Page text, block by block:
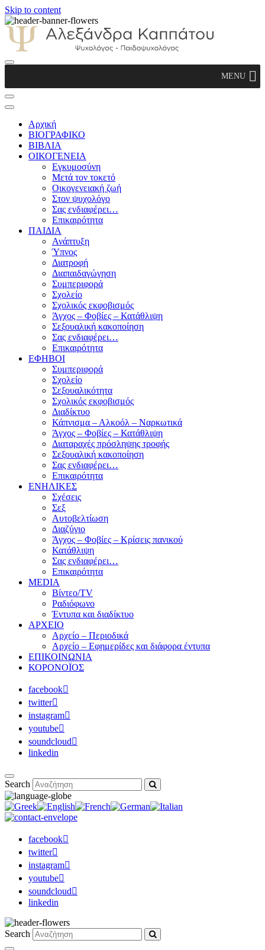
Skip to content
Παιδοψυχολόγος
MENU
Αρχική
ΒΙΟΓΡΑΦΙΚΟ
ΒΙΒΛΙΑ
ΟΙΚΟΓΕΝΕΙΑ
Εγκυμοσύνη
Μετά τον τοκετό
Οικογενειακή ζωή
Στον ψυχολόγο
Σας ενδιαφέρει…
Επικαιρότητα
ΠΑΙΔΙΑ
Ανάπτυξη
Ύπνος
Διατροφή
Διαπαιδαγώγηση
Συμπεριφορά
Σχολείο
Σχολικός εκφοβισμός
Άγχος – Φοβίες – Κατάθλιψη
Σεξουαλική κακοποίηση
Σας ενδιαφέρει…
Επικαιρότητα
ΕΦΗΒΟΙ
Συμπεριφορά
Σχολείο
Σεξουαλικότητα
Σχολικός εκφοβισμός
Διαδίκτυο
Κάπνισμα – Αλκοόλ – Ναρκωτικά
Άγχος – Φοβίες – Κατάθλιψη
Διαταραχές πρόσληψης τροφής
Σεξουαλική κακοποίηση
Σας ενδιαφέρει…
Επικαιρότητα
ΕΝΗΛΙΚΕΣ
Σχέσεις
Σεξ
Αυτοβελτίωση
Διαζύγιο
Άγχος – Φοβίες – Κρίσεις πανικού
Κατάθλιψη
Σας ενδιαφέρει…
Επικαιρότητα
MEDIA
Βίντεο/TV
Ραδιόφωνο
Έντυπα και διαδίκτυο
ΑΡΧΕΙΟ
Αρχείο – Περιοδικά
Αρχείο – Εφημερίδες και διάφορα έντυπα
ΕΠΙΚΟΙΝΩΝΙΑ
ΚΟΡΟΝΟΪΟΣ
facebook
twitter
instagram
youtube
soundcloud
linkedin
Search
facebook
twitter
instagram
youtube
soundcloud
linkedin
Search